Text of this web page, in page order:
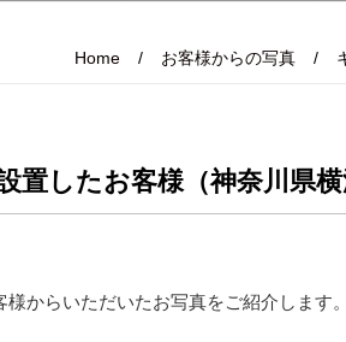
Home / お客様からの写真 /
したお客様（神奈川県横
からいただいたお写真をご紹介します。